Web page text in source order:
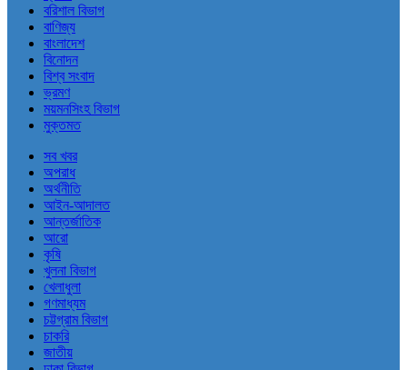
বরিশাল বিভাগ
বাণিজ্য
বাংলাদেশ
বিনোদন
বিশ্ব সংবাদ
ভ্রমণ
ময়মনসিংহ বিভাগ
মুক্তমত
সব খবর
অপরাধ
অর্থনীতি
আইন-আদালত
আন্তর্জাতিক
আরো
কৃষি
খুলনা বিভাগ
খেলাধুলা
গণমাধ্যম
চট্টগ্রাম বিভাগ
চাকরি
জাতীয়